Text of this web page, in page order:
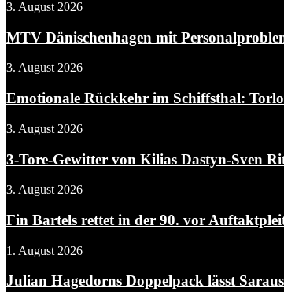
3. August 2026
MTV Dänischenhagen mit
3. August 2026
Emotionale Rückkehr im Schiffsthal:
3. August 2026
3-Tore-Gewitter von Kilias Dastyn-Sven
3. August 2026
Fin Bartels rettet in der 90. vor
1. August 2026
Julian Hagedorns Doppelpack lässt